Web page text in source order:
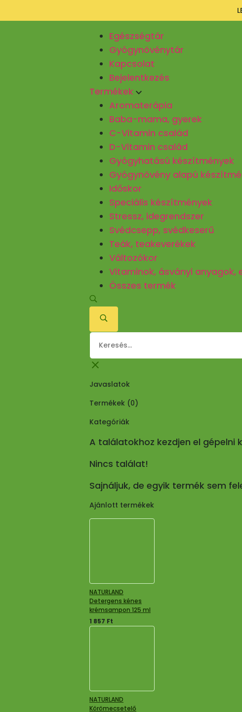
Egészségtár
Gyógynövénytár
Kapcsolat
Bejelentkezés
Termékek
Aromaterápia
Baba-mama, gyerek
C-Vitamin család
D-Vitamin család
Gyógyhatású készítmények
Gyógynövény alapú
Időskor
Speciális készítmények
Stressz, idegrendszer
Svédcsepp, svédkeserű
Teák, teakeverékek
Változókor
Vitaminok, ásványi
Összes termék
Javaslatok
Termékek (0)
Kategóriák
A találatokhoz kezdjen el gépelni
Nincs találat!
Sajnáljuk, de egyik termék sem
Ajánlott termékek
NATURLAND
Detergens kénes
krémsampon 125 ml
1 857 Ft
NATURLAND
Körömecsetelő